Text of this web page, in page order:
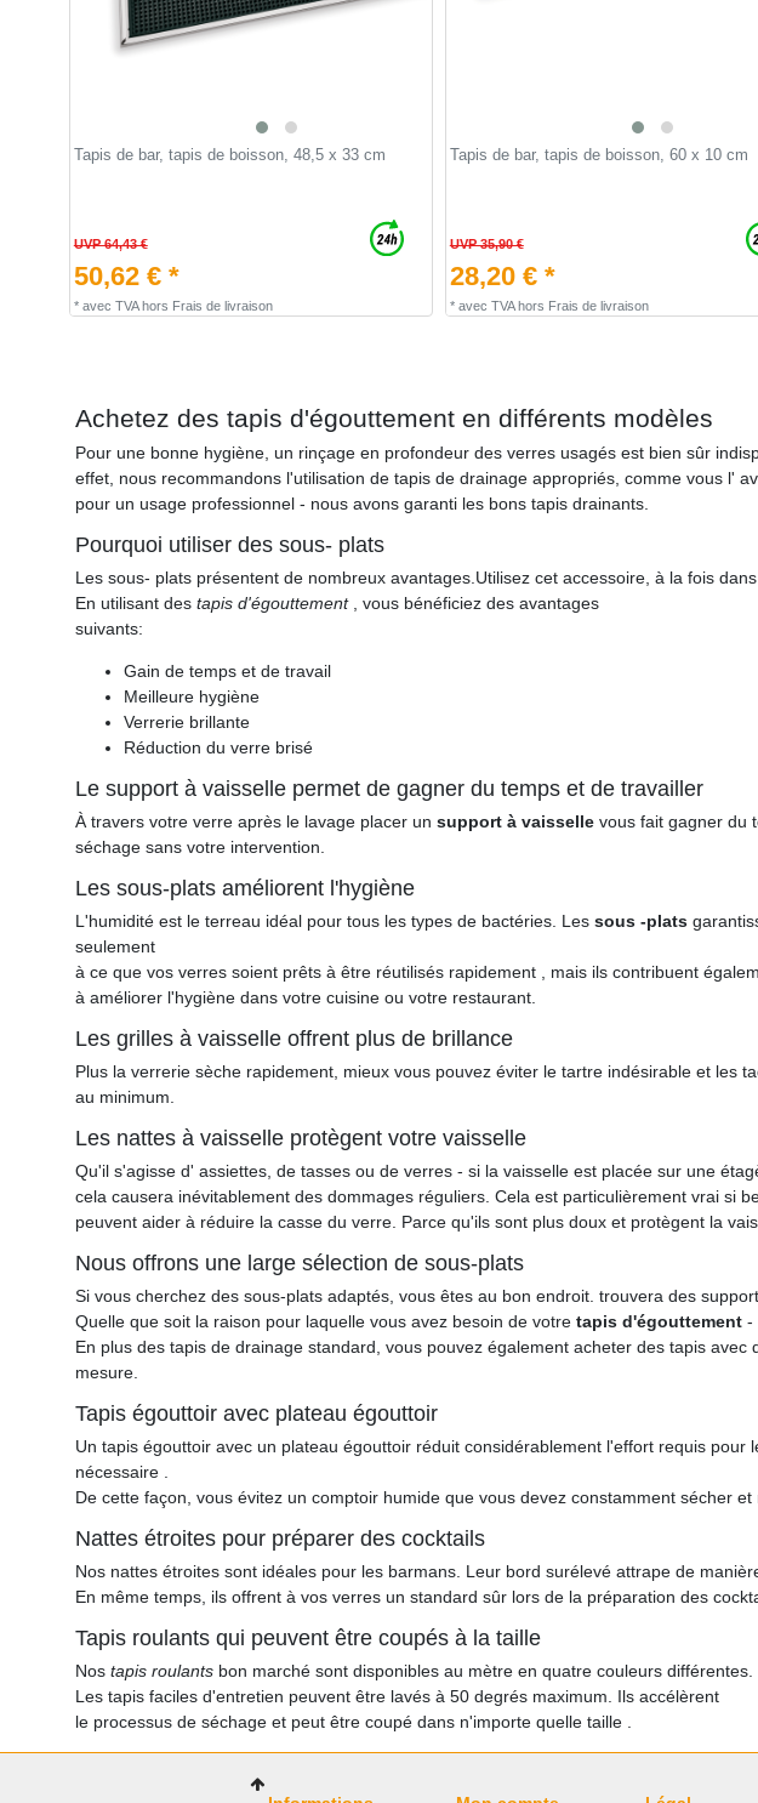
Tapis de bar, tapis de boisson, 48,5 x 33 cm
UVP 64,43 €
50,62 € *
* avec TVAhors Frais de livraison
Tapis de bar, tapis de boisson, 60 x 10 cm
UVP 35,90 €
28,20 € *
* avec TVAhors Frais de livraison
Achetez des tapis d'égouttement en différents modèles
Pour une bonne hygiène, un rinçage en profondeur des verres usagés est bien sûr
effet, nous recommandons l'utilisation de tapis de drainage appropriés, comme vous l'
pour un usage professionnel - nous avons garanti les bons tapis drainants.
Pourquoi utiliser des sous- plats
Les sous- plats présentent de nombreux avantages.Utilisez cet accessoire, à la fois
En utilisant des tapis d'égouttement
, vous bénéficiez des avantages
suivants:
Gain de temps et de travail
Meilleure hygiène
Verrerie brillante
Réduction du verre brisé
Le support à vaisselle permet de gagner du temps et de travailler
À travers votre verre après le lavage placer un support à vaisselle vous fait gagner du
séchage sans votre intervention.
Les sous-plats améliorent l'hygiène
L'humidité est le terreau idéal pour tous les types de bactéries. Les sous -plats
seulement
à ce que vos verres soient prêts à être réutilisés rapidement , mais ils contribuent
à améliorer l'hygiène dans votre cuisine ou votre restaurant.
Les grilles à vaisselle offrent plus de brillance
Plus la verrerie sèche rapidement, mieux vous pouvez éviter le tartre indésirable et
au minimum.
Les nattes à vaisselle protègent votre vaisselle
Qu'il s'agisse d' assiettes, de tasses ou de verres - si la vaisselle est placée sur une
cela causera inévitablement des dommages réguliers. Cela est particulièrement vrai si
peuvent aider à réduire la casse du verre. Parce qu'ils sont plus doux et protègent la
Nous offrons une large sélection de sous-plats
Si vous cherchez des sous-plats adaptés, vous êtes au bon endroit. trouvera des
Quelle que soit la raison pour laquelle vous avez besoin de votre tapis d'égouttement -
En plus des tapis de drainage standard, vous pouvez également acheter des tapis
mesure.
Tapis égouttoir avec plateau égouttoir
Un tapis égouttoir avec un plateau égouttoir réduit considérablement l'effort requis
nécessaire .
De cette façon, vous évitez un comptoir humide que vous devez constamment sécher et
Nattes étroites pour préparer des cocktails
Nos nattes étroites sont idéales pour les barmans. Leur bord surélevé attrape de
En même temps, ils offrent à vos verres un standard sûr lors de la préparation des
Tapis roulants qui peuvent être coupés à la taille
Nos tapis roulants bon marché sont disponibles au mètre en quatre couleurs différentes.
Les tapis faciles d'entretien peuvent être lavés à 50 degrés maximum. Ils accélèrent
le processus de séchage et peut être coupé dans n'importe quelle taille .